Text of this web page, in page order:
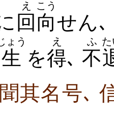
回
え
向
こう
せん
生
ょう
を得
え
､ 不
ふ
其名号､